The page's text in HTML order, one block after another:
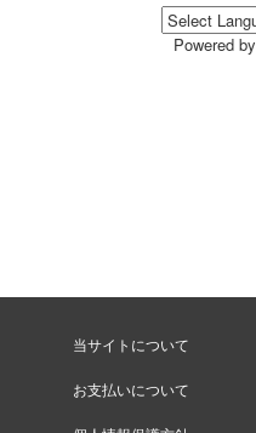
Powered by
当サイトについて
お支払いについて